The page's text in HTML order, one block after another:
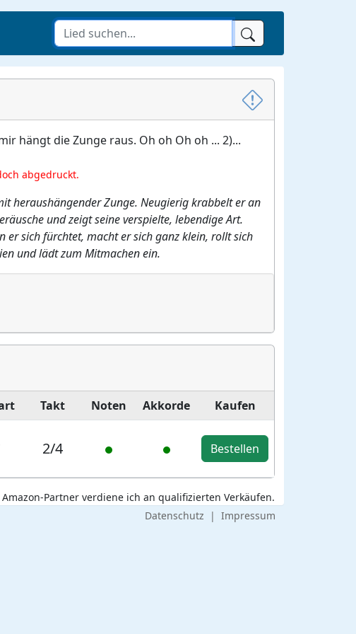
hängt die Zunge raus. Oh oh Oh oh ... 2)...
abgedruckt.
heraushängender Zunge. Neugierig krabbelt er an
und zeigt seine verspielte, lebendige Art.
er sich fürchtet, macht er sich ganz klein, rollt sich
und lädt zum Mitmachen ein.
Takt Noten Akkorde Kaufen
2/4 Bestellen
Amazon-Partner verdiene ich an qualifizierten Verkäufen.
Datenschutz | Impressum